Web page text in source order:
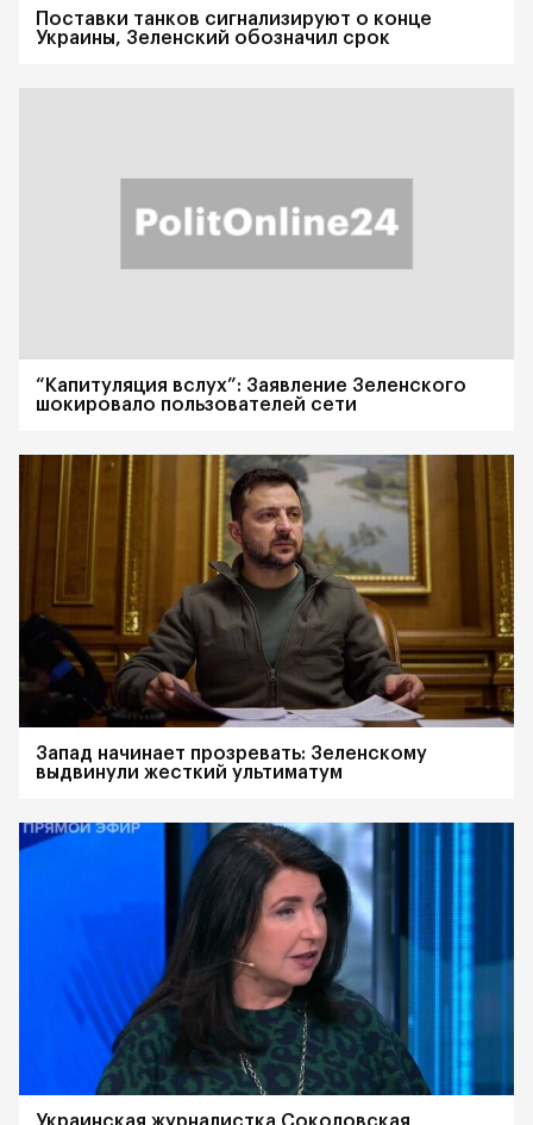
Поставки танков сигнализируют о конце
Украины, Зеленский обозначил срок
“Капитуляция вслух”: Заявление Зеленского
шокировало пользователей сети
Запад начинает прозревать: Зеленскому
выдвинули жесткий ультиматум